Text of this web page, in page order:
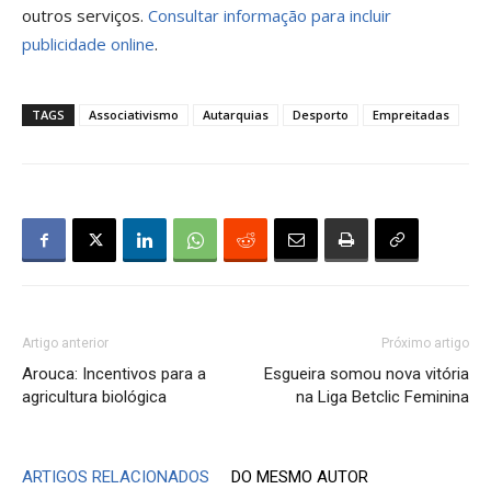
outros serviços. Consultar informação para incluir
publicidade online.
TAGS Associativismo Autarquias Desporto Empreitadas
Artigo anterior
Arouca: Incentivos para a
agricultura biológica
Próximo artigo
Esgueira somou nova vitória
na Liga Betclic Feminina
ARTIGOS RELACIONADOS DO MESMO AUTOR